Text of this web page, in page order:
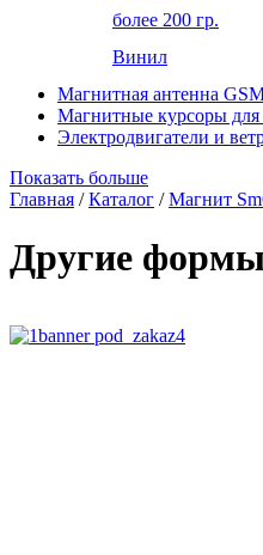
более 200 гр.
Винил
Магнитная антенна
Магнитные курсоры для
Электродвигатели и
Показать больше
Главная /Каталог /Магнит
Другие